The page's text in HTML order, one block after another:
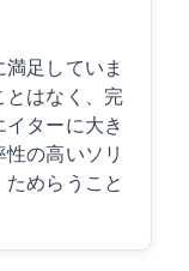
足していま
とはなく、完
ターに大き
の高いソリ
めらうこと